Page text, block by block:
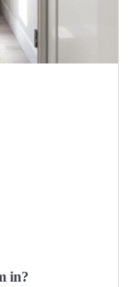
in?